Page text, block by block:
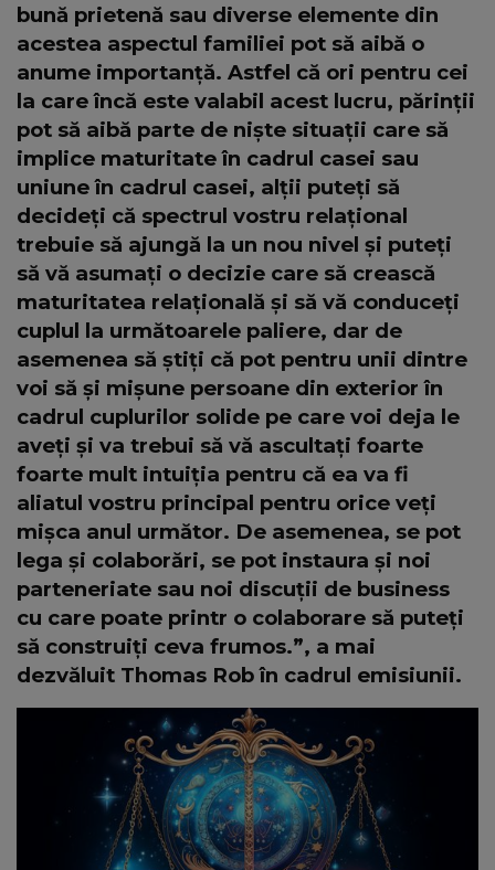
bună prietenă sau diverse elemente din
acestea aspectul familiei pot să aibă o
anume importanță. Astfel că ori pentru cei
la care încă este valabil acest lucru, părinții
pot să aibă parte de niște situații care să
implice maturitate în cadrul casei sau
uniune în cadrul casei, alții puteți să
decideți că spectrul vostru relațional
trebuie să ajungă la un nou nivel și puteți
să vă asumați o decizie care să crească
maturitatea relațională și să vă conduceți
cuplul la următoarele paliere, dar de
asemenea să știți că pot pentru unii dintre
voi să și mișune persoane din exterior în
cadrul cuplurilor solide pe care voi deja le
aveți și va trebui să vă ascultați foarte
foarte mult intuiția pentru că ea va fi
aliatul vostru principal pentru orice veți
mișca anul următor. De asemenea, se pot
lega și colaborări, se pot instaura și noi
parteneriate sau noi discuții de business
cu care poate printr o colaborare să puteți
să construiți ceva frumos.”, a mai
dezvăluit Thomas Rob în cadrul emisiunii.